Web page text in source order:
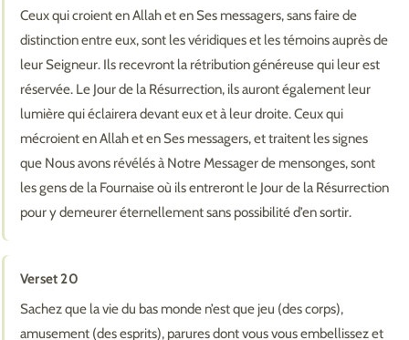
Ceux qui croient en Allah et en Ses messagers, sans faire de
distinction entre eux, sont les véridiques et les témoins auprès de
leur Seigneur. Ils recevront la rétribution généreuse qui leur est
réservée. Le Jour de la Résurrection, ils auront également leur
lumière qui éclairera devant eux et à leur droite. Ceux qui
mécroient en Allah et en Ses messagers, et traitent les signes
que Nous avons révélés à Notre Messager de mensonges, sont
les gens de la Fournaise où ils entreront le Jour de la Résurrection
pour y demeurer éternellement sans possibilité d’en sortir.
Verset 20
Sachez que la vie du bas monde n’est que jeu (des corps),
amusement (des esprits), parures dont vous vous embellissez et